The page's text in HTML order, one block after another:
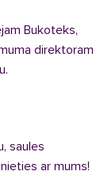
Bukoteks,
direktoram
saules
ar mums!